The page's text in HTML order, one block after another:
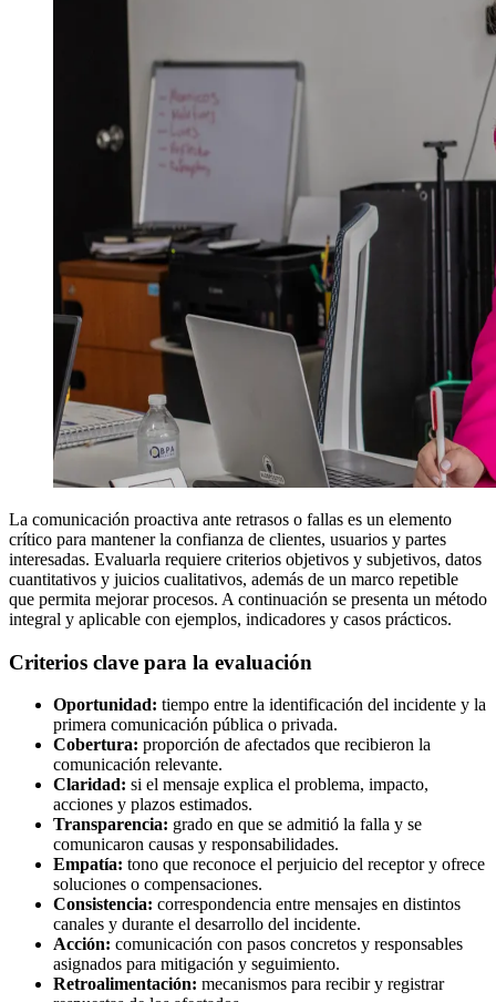
La comunicación proactiva ante retrasos o fallas es un elemento
crítico para mantener la confianza de clientes, usuarios y partes
interesadas. Evaluarla requiere criterios objetivos y subjetivos, datos
cuantitativos y juicios cualitativos, además de un marco repetible
que permita mejorar procesos. A continuación se presenta un método
integral y aplicable con ejemplos, indicadores y casos prácticos.
Criterios clave para la evaluación
Oportunidad: tiempo entre la identificación del incidente y la
primera comunicación pública o privada.
Cobertura: proporción de afectados que recibieron la
comunicación relevante.
Claridad: si el mensaje explica el problema, impacto,
acciones y plazos estimados.
Transparencia: grado en que se admitió la falla y se
comunicaron causas y responsabilidades.
Empatía: tono que reconoce el perjuicio del receptor y ofrece
soluciones o compensaciones.
Consistencia: correspondencia entre mensajes en distintos
canales y durante el desarrollo del incidente.
Acción: comunicación con pasos concretos y responsables
asignados para mitigación y seguimiento.
Retroalimentación: mecanismos para recibir y registrar